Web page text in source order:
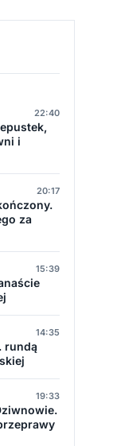
22:40
i
20:17
za
15:39
14:35
rundą
19:33